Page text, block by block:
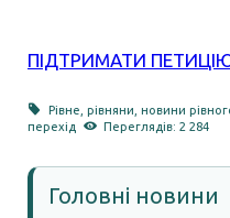
ПІДТРИМАТИ
Рівне ,рівняни ,новини
перехід
Переглядів: 2 284
Головні новини